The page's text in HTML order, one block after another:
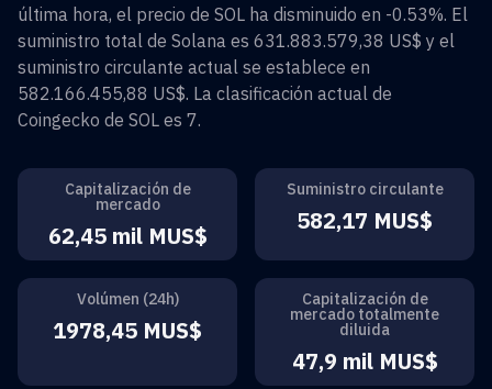
última hora, el precio de SOL ha disminuido en -0.53%. El
suministro total de Solana es 631.883.579,38 US$ y el
suministro circulante actual se establece en
582.166.455,88 US$. La clasificación actual de
Coingecko de SOL es 7.
Capitalización de
mercado
62,45 mil MUS$
Suministro circulante
582,17 MUS$
Volúmen (24h)
1978,45 MUS$
Capitalización de
mercado totalmente
diluida
47,9 mil MUS$